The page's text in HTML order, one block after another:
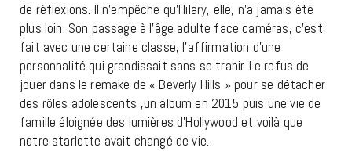
de réflexions. Il n’empêche qu’Hilary, elle, n’a jamais été
plus loin. Son passage à l’âge adulte face caméras, c’est
fait avec une certaine classe, l’affirmation d’une
personnalité qui grandissait sans se trahir. Le refus de
jouer dans le remake de « Beverly Hills » pour se détacher
des rôles adolescents ,un album en 2015 puis une vie de
famille éloignée des lumières d’Hollywood et voilà que
notre starlette avait changé de vie.